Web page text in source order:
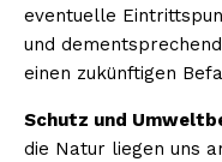
eventuelle
und
einen zukünftigen
Schutz und
die Natur liegen uns